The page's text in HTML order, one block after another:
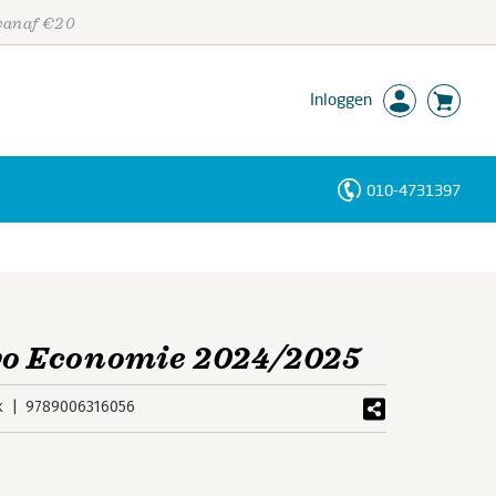
€20
Inloggen
010-4731397
Economie 2024/2025
9789006316056
Personen